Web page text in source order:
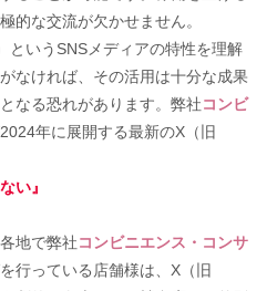
的な交流が欠かせません。
というSNSメディアの特性を理解
なければ、その活用は十分な成果
なる恐れがあります。弊社コンビ
年に展開する最新のX（旧
い』
地で弊社コンビニエンス・コンサ
行っている店舗様は、X（旧